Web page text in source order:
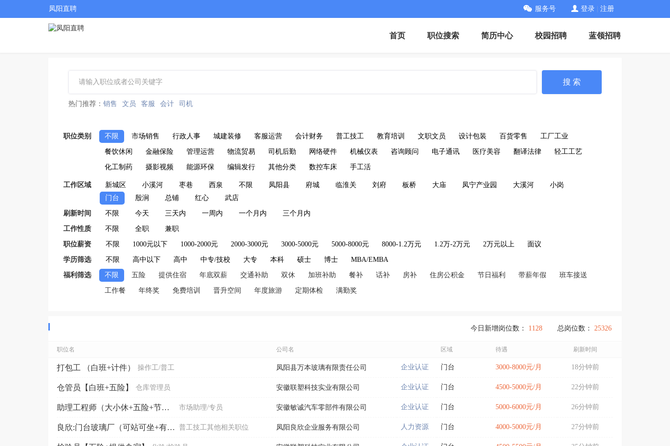
凤阳直聘 服务号 登录 注册
首页 职位搜索 简历中心 校园招聘 蓝领招聘
搜 索
热门推荐： 销售 文员 客服 会计 司机
职位类别 不限 市场销售 行政人事 城建装修 客服运营 会计财务 普工技工 教育培训 文职文员 设计包装 百货零售 工厂工业
餐饮休闲 金融保险 管理运营 物流贸易 司机后勤 网络硬件 机械仪表 咨询顾问 电子通讯 医疗美容 翻译法律 轻工工艺
化工制药 摄影视频 能源环保 编辑发行 其他分类 数控车床 手工活
工作区域 新城区 小溪河 枣巷 西泉 不限 凤阳县 府城 临淮关 刘府 板桥 大庙 凤宁产业园 大溪河
小岗
门台
殷涧 总铺 红心 武店
刷新时间 不限 今天 三天内 一周内 一个月内 三个月内
工作性质 不限 全职 兼职
职位薪资 不限 1000元以下 1000-2000元 2000-3000元 3000-5000元 5000-8000元 8000-1.2万元 1.2万-2万元 2万元以上 面议
学历筛选 不限 高中以下 高中 中专/技校 大专 本科 硕士 博士 MBA/EMBA
福利筛选 不限 五险 提供住宿 年底双薪 交通补助 双休 加班补助 餐补 话补 房补 住房公积金 节日福利 带薪年假 班车接送
工作餐 年终奖 免费培训 晋升空间 年度旅游 定期体检 满勤奖
总岗位数： 25326
今日新增岗位数： 1128
职位名 公司名 区域 待遇 刷新时间
打包工 （白班+计件） 操作工/普工 凤阳县万本玻璃有限责任公司 企业认证 门台 3000-8000元/月 18分钟前
仓管员【白班+五险】 仓库管理员 安徽联塑科技实业有限公司 企业认证 门台 4500-5000元/月 22分钟前
助理工程师（大小休+五险+节假日福利） 市场助理/专员 安徽敏诚汽车零部件有限公司 企业认证 门台 5000-6000元/月 26分钟前
良欣:门台玻璃厂（可站可坐+有班车） 普工技工其他相关职位 凤阳良欣企业服务有限公司 人力资源 门台 4000-5000元/月 27分钟前